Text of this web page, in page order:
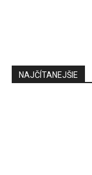
NAJČÍTANEJŠIE